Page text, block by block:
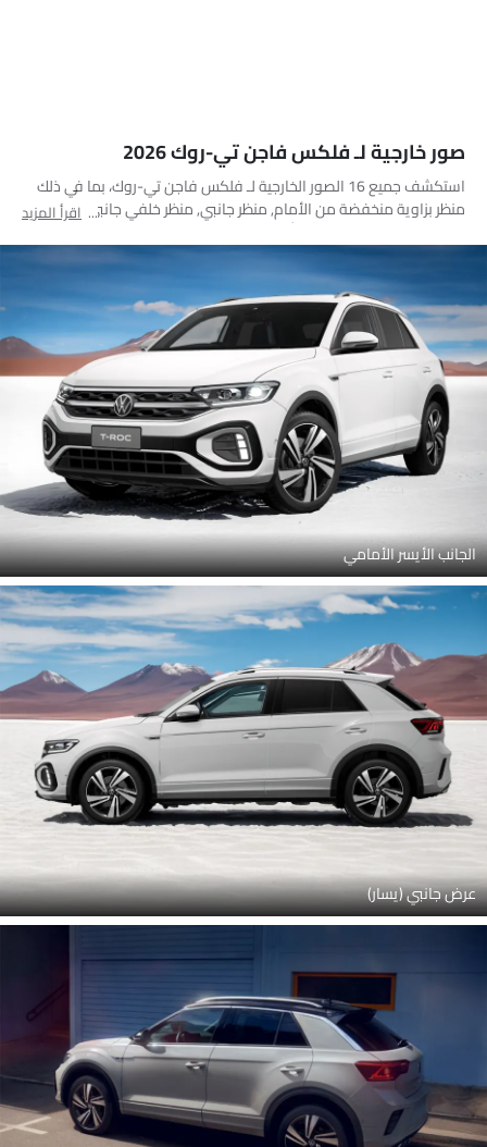
صور خارجية لـ فلكس فاجن تي-روك 2026
استكشف جميع 16 الصور الخارجية لـ فلكس فاجن تي-روك، بما في ذلك
منظر بزاوية منخفضة من الأمام, منظر جانبي, منظر خلفي جانبي متقاطع,
منظر الزاوية الخلفية, مصباح أمامي, مصباح خلفي, منظر الصندوق عن
قرب, عجلة, مصباح الضباب الأمامي, مقبض الباب, منظر الشبك الأمامي,
الشعار, مرآة السائق الأمامية زاوية, أنبوب العادم, جناح خلفي, منظر
متوسط الزاوية الأمامية
اقرأ المزيد
الجانب الأيسر الأمامي
عرض جانبي (يسار)